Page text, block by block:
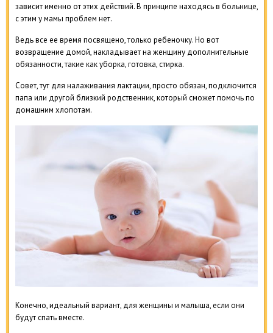
зависит именно от этих действий. В принципе находясь в больнице,
с этим у мамы проблем нет.
Ведь все ее время посвящено, только ребеночку. Но вот
возвращение домой, накладывает на женщину дополнительные
обязанности, такие как уборка, готовка, стирка.
Совет, тут для налаживания лактации, просто обязан, подключится
папа или другой близкий родственник, который сможет помочь по
домашним хлопотам.
Конечно, идеальный вариант, для женщины и малыша, если они
будут спать вместе.